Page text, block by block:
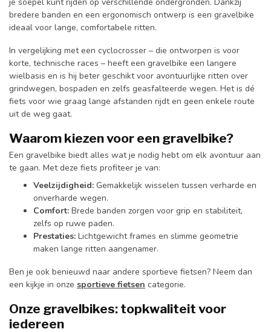
je soepel kunt rijden op verschillende ondergronden. Dankzij
bredere banden en een ergonomisch ontwerp is een gravelbike
ideaal voor lange, comfortabele ritten.
In vergelijking met een cyclocrosser – die ontworpen is voor
korte, technische races – heeft een gravelbike een langere
wielbasis en is hij beter geschikt voor avontuurlijke ritten over
grindwegen, bospaden en zelfs geasfalteerde wegen. Het is dé
fiets voor wie graag lange afstanden rijdt en geen enkele route
uit de weg gaat.
Waarom kiezen voor een gravelbike?
Een gravelbike biedt alles wat je nodig hebt om elk avontuur aan
te gaan. Met deze fiets profiteer je van:
Veelzijdigheid: Gemakkelijk wisselen tussen verharde en
onverharde wegen.
Comfort: Brede banden zorgen voor grip en stabiliteit,
zelfs op ruwe paden.
Prestaties: Lichtgewicht frames en slimme geometrie
maken lange ritten aangenamer.
Ben je ook benieuwd naar andere sportieve fietsen? Neem dan
een kijkje in onze sportieve fietsen categorie.
Onze gravelbikes: topkwaliteit voor
iedereen